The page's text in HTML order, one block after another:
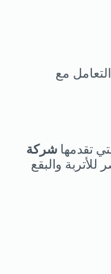
مع
تقدمها شركة
والبقع